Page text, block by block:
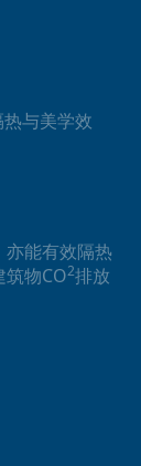
热与美学效
亦能有效隔热
筑物CO2排放